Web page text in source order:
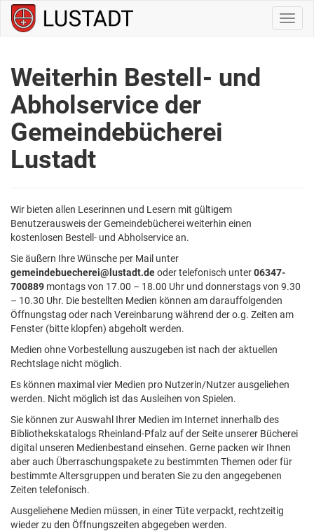
ein-/
Weiterhin Bestell- und
Abholservice der
Gemeindebücherei
Lustadt
Wir bieten allen Leserinnen und Lesern mit gültigem
Benutzerausweis der Gemeindebücherei weiterhin einen
kostenlosen Bestell- und Abholservice an.
Sie äußern Ihre Wünsche per Mail unter
gemeindebuecherei@lustadt.deoder telefonisch unter06347-
700889 montags von 17.00 – 18.00 Uhr und donnerstags von 9.30
– 10.30 Uhr. Die bestellten Medien können am darauffolgenden
Öffnungstag oder nach Vereinbarung während der o.g. Zeiten am
Fenster (bitte klopfen) abgeholt werden.
Medien ohne Vorbestellung auszugeben ist nach der aktuellen
Rechtslage nicht möglich.
Es können maximal vier Medien pro Nutzerin/Nutzer ausgeliehen
werden. Nicht möglich ist das Ausleihen von Spielen.
Sie können zur Auswahl Ihrer Medien im Internet innerhalb des
Bibliothekskatalogs Rheinland-Pfalz auf der Seite unserer Bücherei
digital unseren Medienbestand einsehen. Gerne packen wir Ihnen
aber auch Überraschungspakete zu bestimmten Themen oder für
bestimmte Altersgruppen und beraten Sie zu den angegebenen
Zeiten telefonisch.
Ausgeliehene Medien müssen, in einer Tüte verpackt, rechtzeitig
wieder zu den Öffnungszeiten abgegeben werden.